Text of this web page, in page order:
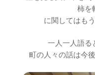
柿を
に関してはも
一人一人語る
町の人々の話は今